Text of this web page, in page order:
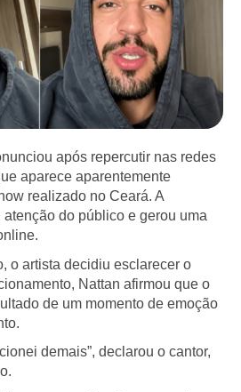
após repercutir nas redes
aparece aparentemente
realizado no Ceará. A
do público e gerou uma
o artista decidiu esclarecer o
Nattan afirmou que o
de um momento de emoção
demais”, declarou o cantor,